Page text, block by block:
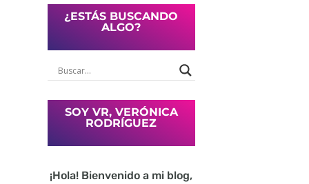
¿ESTÁS BUSCANDO
ALGO?
SOY VR, VERÓNICA
RODRÍGUEZ
¡Hola! Bienvenido a mi blog,